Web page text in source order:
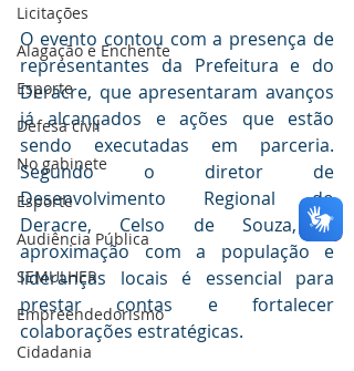
Licitações
Alagação e Enchente
Esporte
Defesa civil
No gabinete
Esporte
Audiência Pública
SEMULHER
Empreendedorismo
Cidadania
O evento contou com a presença de
representantes da Prefeitura e do
Deracre, que apresentaram avanços
já alcançados e ações que estão
sendo executadas em parceria.
Segundo o diretor de
Desenvolvimento Regional do
Deracre, Celso de Souza, a
aproximação com a população e
lideranças locais é essencial para
prestar contas e fortalecer
colaborações estratégicas.